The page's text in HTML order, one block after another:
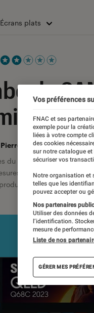
Écrans plats
du
Pierre Blanc, La rédaction
du Labo Fnac sont
grâce à leur
visitez notre
Vos préférences
FNAC et ses
exemple pour la
liées à votre compte
des cookies
sur notre catalogue
sécuriser vos
Notre organisation et
telles que les
pouvez accepter ou
Nos partenaires
Utiliser des données
l’identification.
mesure de
Liste de nos
GÉRER MES